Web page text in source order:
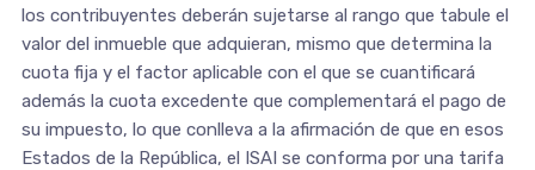
los contribuyentes deberán sujetarse al rango que tabule el
valor del inmueble que adquieran, mismo que determina la
cuota fija y el factor aplicable con el que se cuantificará
además la cuota excedente que complementará el pago de
su impuesto, lo que conlleva a la afirmación de que en esos
Estados de la República, el ISAI se conforma por una tarifa